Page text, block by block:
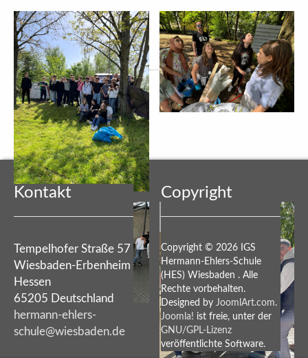
Vorheriger Beitrag: Kunst in der Klasse 8d- Thema Fotografie
Zurück Nächster Beitrag: Wladimir Kin, Schüler der Hermann-Ehlers-
Weiter
Kontakt
Tempelhofer Straße 57
Wiesbaden-Erbenheim
Hessen
65205 Deutschland
hermann-ehlers-
schule@wiesbaden.de
Copyright
Copyright © 2026 IGS
Hermann-Ehlers-Schule
(HES) Wiesbaden . Alle
Rechte vorbehalten.
Designed by JoomlArt.com.
Joomla! ist freie, unter der
GNU/GPL-Lizenz
veröffentlichte Software.